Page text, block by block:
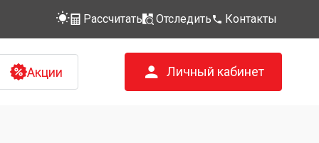
Рассчитать Отследить Контакты
Акции Личный кабинет